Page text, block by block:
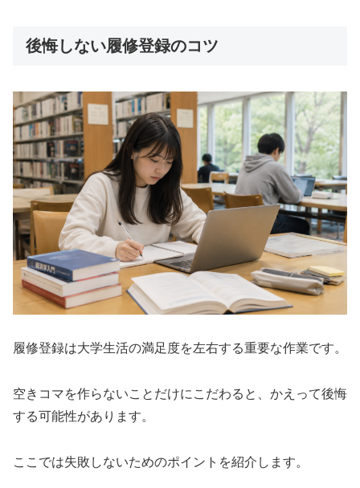
後悔しない履修登録のコツ
履修登録は大学生活の満足度を左右する重要な作業です。
空きコマを作らないことだけにこだわると、かえって後悔
する可能性があります。
ここでは失敗しないためのポイントを紹介します。